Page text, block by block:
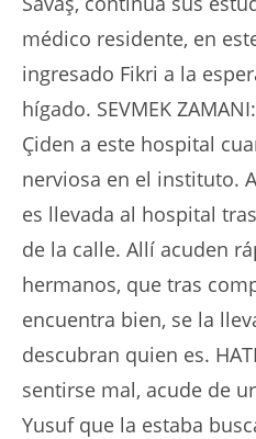
médico residente, en
ingresado Fikri a la
hígado. SEVMEK
Çiden a este hospital
nerviosa en el instituto.
es llevada al hospital
de la calle. Allí acuden
hermanos, que tras
encuentra bien, se la
descubran quien es.
sentirse mal, acude de
Yusuf que la estaba